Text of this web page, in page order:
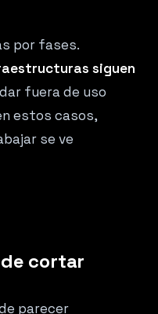
por fases.
siguen
fuera de uso
estos casos,
se ve
cortar
parecer